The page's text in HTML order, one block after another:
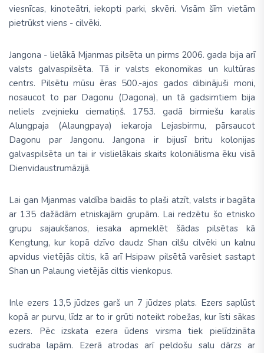
viesnīcas, kinoteātri, iekopti parki, skvēri. Visām šīm vietām
pietrūkst viens - cilvēki.
Jangona - lielākā Mjanmas pilsēta un pirms 2006. gada bija arī
valsts galvaspilsēta. Tā ir valsts ekonomikas un kultūras
centrs. Pilsētu mūsu ēras 500.-ajos gados dibinājuši moni,
nosaucot to par Dagonu (Dagona), un tā gadsimtiem bija
neliels zvejnieku ciematiņš. 1753. gadā birmiešu karalis
Alungpaja (Alaungpaya) iekaroja Lejasbirmu, pārsaucot
Dagonu par Jangonu. Jangona ir bijusī britu kolonijas
galvaspilsēta un tai ir vislielākais skaits koloniālisma ēku visā
Dienvidaustrumāzijā.
Lai gan Mjanmas valdība baidās to plaši atzīt, valsts ir bagāta
ar 135 dažādām etniskajām grupām. Lai redzētu šo etnisko
grupu sajaukšanos, iesaka apmeklēt šādas pilsētas kā
Kengtung, kur kopā dzīvo daudz Shan cilšu cilvēki un kalnu
apvidus vietējās ciltis, kā arī Hsipaw pilsētā varēsiet sastapt
Shan un Palaung vietējās ciltis vienkopus.
Inle ezers 13,5 jūdzes garš un 7 jūdzes plats. Ezers saplūst
kopā ar purvu, līdz ar to ir grūti noteikt robežas, kur īsti sākas
ezers. Pēc izskata ezera ūdens virsma tiek pielīdzināta
sudraba lapām. Ezerā atrodas arī peldošu salu dārzs ar